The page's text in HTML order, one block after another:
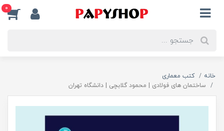
0
خانه
کتب معماری
ساختمان‌ های فولادی | محمود گلابچی | دانشگاه تهران